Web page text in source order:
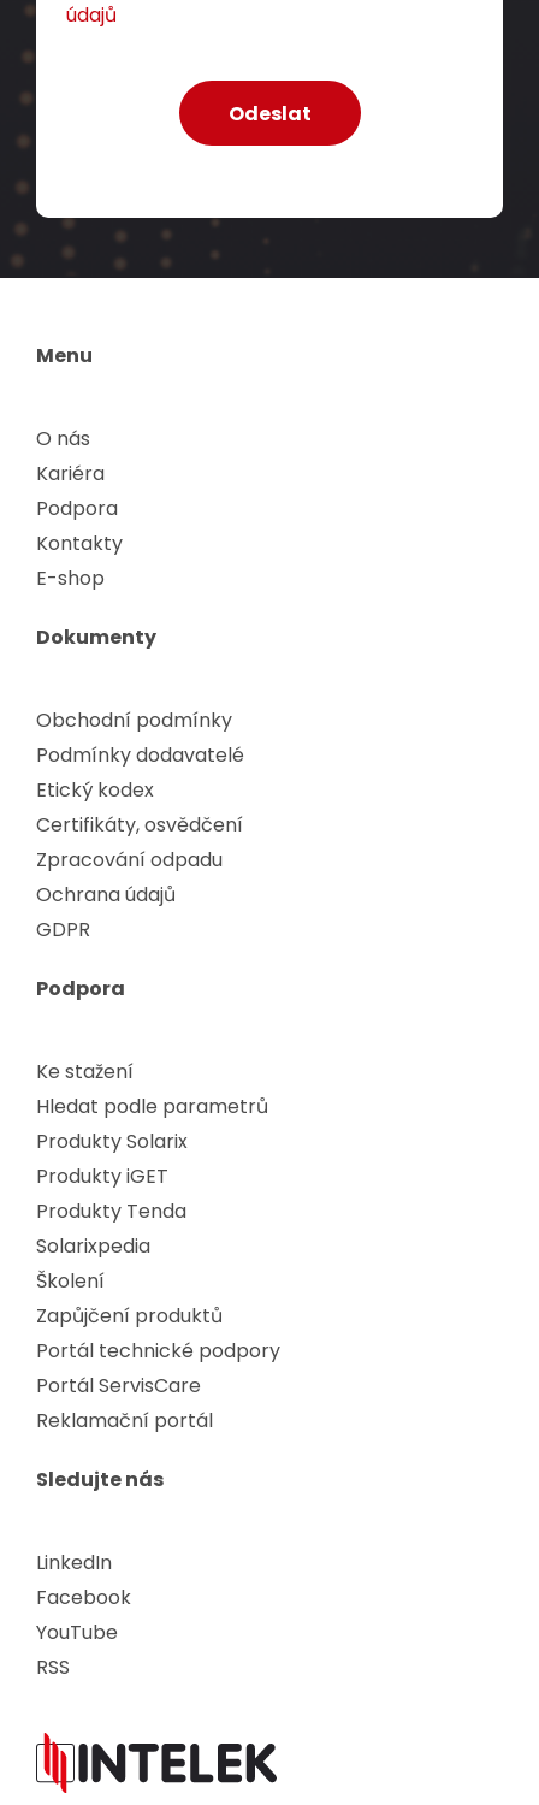
údajů
Menu
O nás
Kariéra
Podpora
Kontakty
E-shop
Dokumenty
Obchodní podmínky
Podmínky dodavatelé
Etický kodex
Certifikáty, osvědčení
Zpracování odpadu
Ochrana údajů
GDPR
Podpora
Ke stažení
Hledat podle parametrů
Produkty Solarix
Produkty iGET
Produkty Tenda
Solarixpedia
Školení
Zapůjčení produktů
Portál technické podpory
Portál ServisCare
Reklamační portál
Sledujte nás
LinkedIn
Facebook
YouTube
RSS